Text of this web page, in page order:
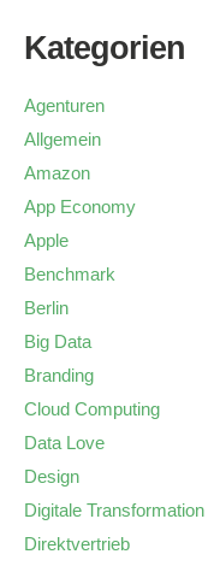
Kategorien
Agenturen
Allgemein
Amazon
App Economy
Apple
Benchmark
Berlin
Big Data
Branding
Cloud Computing
Data Love
Design
Digitale Transformation
Direktvertrieb